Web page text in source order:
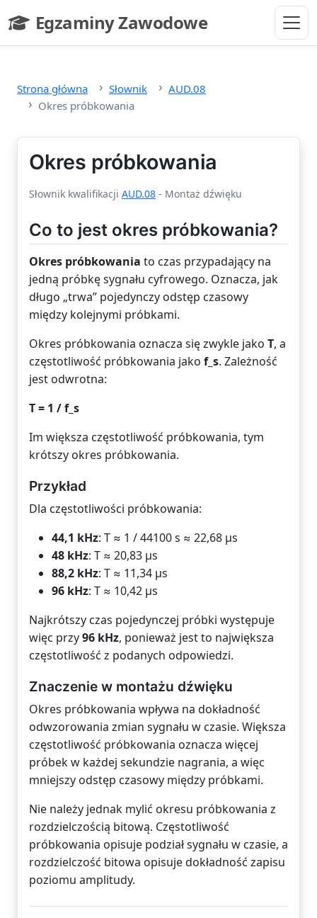
Egzaminy Zawodowe
- strona główna
Strona główna Słownik
AUD.08
Okres próbkowania
Okres próbkowania
Słownik kwalifikacji AUD.08 - Montaż dźwięku
Co to jest okres próbkowania?
Okres próbkowania to czas przypadający na
jedną próbkę sygnału cyfrowego. Oznacza, jak
długo „trwa” pojedynczy odstęp czasowy
między kolejnymi próbkami.
Okres próbkowania oznacza się zwykle jako T, a
częstotliwość próbkowania jako f_s. Zależność
jest odwrotna:
T = 1 / f_s
Im większa częstotliwość próbkowania, tym
krótszy okres próbkowania.
Przykład
Dla częstotliwości próbkowania:
44,1 kHz: T ≈ 1 / 44100 s ≈ 22,68 µs
48 kHz: T ≈ 20,83 µs
88,2 kHz: T ≈ 11,34 µs
96 kHz: T ≈ 10,42 µs
Najkrótszy czas pojedynczej próbki występuje
więc przy96 kHz, ponieważ jest to największa
częstotliwość z podanych odpowiedzi.
Znaczenie w montażu dźwięku
Okres próbkowania wpływa na dokładność
odwzorowania zmian sygnału w czasie. Większa
częstotliwość próbkowania oznacza więcej
próbek w każdej sekundzie nagrania, a więc
mniejszy odstęp czasowy między próbkami.
Nie należy jednak mylić okresu próbkowania z
rozdzielczością bitową. Częstotliwość
próbkowania opisuje podział sygnału w czasie, a
rozdzielczość bitowa opisuje dokładność zapisu
poziomu amplitudy.